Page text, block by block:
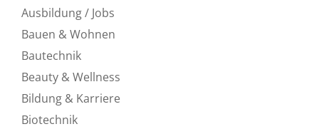
Ausbildung / Jobs
Bauen & Wohnen
Bautechnik
Beauty & Wellness
Bildung & Karriere
Biotechnik